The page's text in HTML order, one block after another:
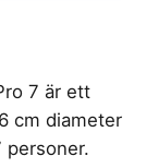
Kockkniv
Köksassistent
7 är ett
cm diameter
personer.